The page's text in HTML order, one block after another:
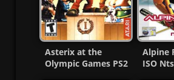
Asterix at the
Olympic Games PS2
Alpine
ISO